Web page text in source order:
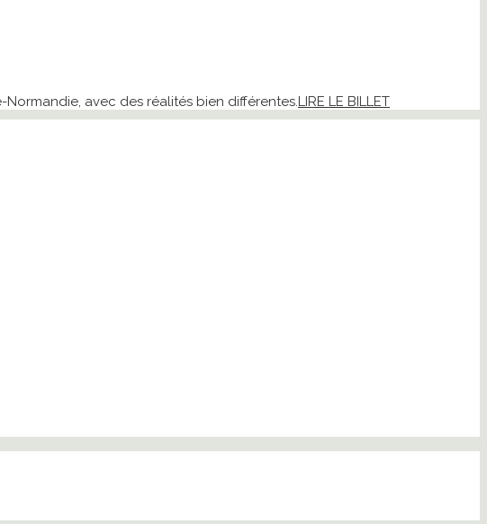
avec des réalités bien différentes.LIRE LE BILLET